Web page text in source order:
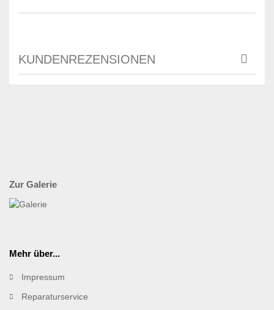
KUNDENREZENSIONEN
Zur Galerie
Mehr über...
Impressum
Reparaturservice